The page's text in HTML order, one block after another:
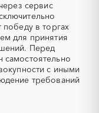
надзор
пожарные
сервис
победу в торгах
для принятия
Перед
самостоятельно
с иными
требований